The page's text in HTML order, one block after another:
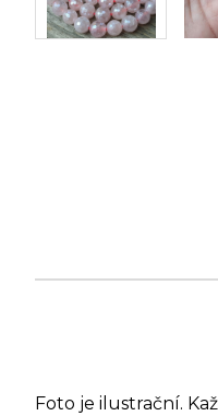
Foto je ilustrační.